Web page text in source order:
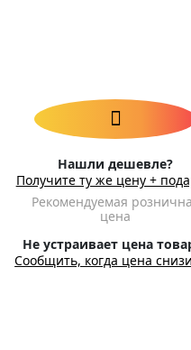
Нашли дешевле?
Получите ту же цену +
Рекомендуемая
цена
Не устраивает цена
Сообщить, когда цена